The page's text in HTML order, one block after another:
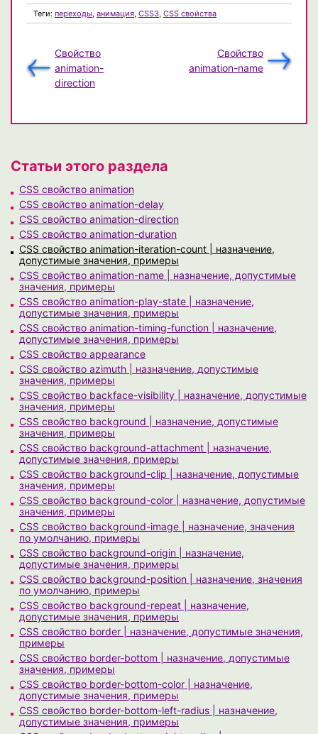
Теги: переходы, анимация, CSS3, CSS свойства
Свойство
animation-name
Свойство
animation-
direction
Статьи этого раздела
CSS свойство animation
CSS свойство animation-delay
CSS свойство animation-direction
CSS свойство animation-duration
CSS свойство animation-iteration-count | назначение,
допустимые значения, примеры
CSS свойство animation-name | назначение, допустимые
значения, примеры
CSS свойство animation-play-state | назначение,
допустимые значения, примеры
CSS свойство animation-timing-function | назначение,
допустимые значения, примеры
CSS свойство appearance
CSS свойство azimuth | назначение, допустимые
значения, примеры
CSS свойство backface-visibility | назначение, допустимые
значения, примеры
CSS свойство background | назначение, допустимые
значения, примеры
CSS свойство background-attachment | назначение,
допустимые значения, примеры
CSS свойство background-clip | назначение, допустимые
значения, примеры
CSS свойство background-color | назначение, допустимые
значения, примеры
CSS свойство background-image | назначение, значения
по умолчанию, примеры
CSS свойство background-origin | назначение,
допустимые значения, примеры
CSS свойство background-position | назначение, значения
по умолчанию, примеры
CSS свойство background-repeat | назначение,
допустимые значения, примеры
CSS свойство border | назначение, допустимые значения,
примеры
CSS свойство border-bottom | назначение, допустимые
значения, примеры
CSS свойство border-bottom-color | назначение,
допустимые значения, примеры
CSS свойство border-bottom-left-radius | назначение,
допустимые значения, примеры